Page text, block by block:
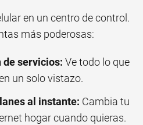
en un centro de control.
más poderosas:
de servicios: Ve todo lo que
un solo vistazo.
al instante: Cambia tu
hogar cuando quieras.